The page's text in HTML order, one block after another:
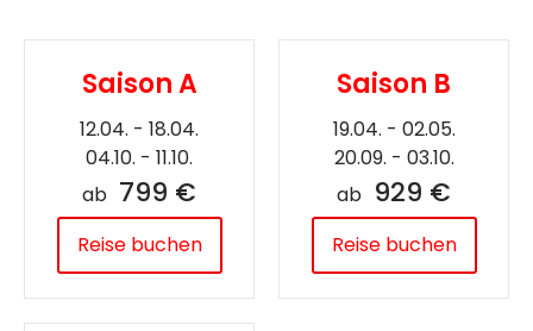
Saison A
12.04. - 18.04.
04.10. - 11.10.
ab 799 €
Reise buchen
Saison B
19.04. - 02.05.
20.09. - 03.10.
ab 929 €
Reise buchen